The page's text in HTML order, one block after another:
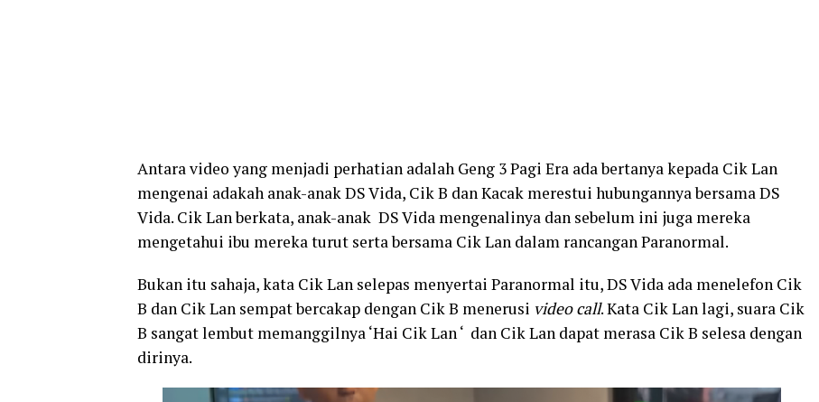
Antara video yang menjadi perhatian adalah Geng 3 Pagi Era ada bertanya kepada Cik Lan
mengenai adakah anak-anak DS Vida, Cik B dan Kacak merestui hubungannya bersama DS
Vida. Cik Lan berkata, anak-anak DS Vida mengenalinya dan sebelum ini juga mereka
mengetahui ibu mereka turut serta bersama Cik Lan dalam rancangan Paranormal.
Bukan itu sahaja, kata Cik Lan selepas menyertai Paranormal itu, DS Vida ada menelefon Cik
B dan Cik Lan sempat bercakap dengan Cik B menerusi video call. Kata Cik Lan lagi, suara Cik
B sangat lembut memanggilnya ‘Hai Cik Lan ‘ dan Cik Lan dapat merasa Cik B selesa dengan
dirinya.